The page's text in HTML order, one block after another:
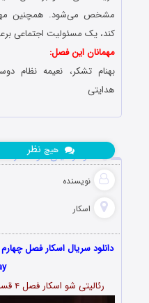
مشخص می‌شود. همچنین
کند، یک مسئولیت اجتماعی
مهمانان این فصل:
بهنام تشکر، نعیمه نظام
هدایتی
دانلود رئالیتی شو اسکار
نویسنده
اسکار
هیچ نظر
رئالیتی شو اسکار فصل ۴ قسمت چهارم با اجرای مهران مدیری